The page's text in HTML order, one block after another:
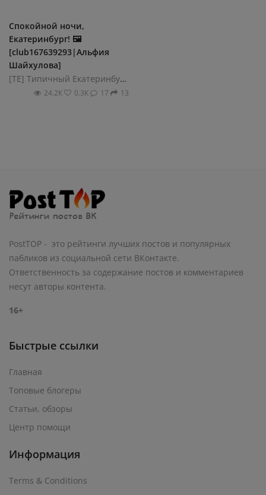
Спокойной ночи,
Екатеринбург! 🖼️
[club167639293|Альфия
Шайхулова]
[ТЕ] Типичный Екатеринбург
24.2К 0.3К 17 13
PostTOP - это рейтинги лучших постов и популярных
пабликов из социальной сети ВКонтакте.
Ответственность за содержание постов и комментариев
несут авторы контента.
16+
Быстрые ссылки
Главная
Топовые блогеры
Статьи, обзоры
Центр помощи
Информация
Terms & Conditions